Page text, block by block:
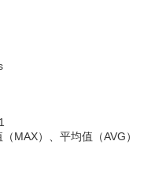
MAX）、平均值（AVG）